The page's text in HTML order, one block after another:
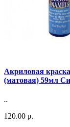
Акриловая
(матовая) 59мл
..
120.00 р.